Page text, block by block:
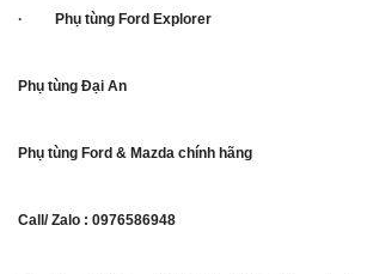
· Phụ tùng Ford Explorer
Phụ tùng Đại An
Phụ tùng Ford & Mazda chính hãng
Call/ Zalo : 0976586948